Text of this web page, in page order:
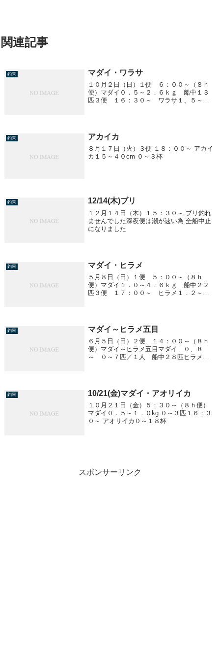
関連記事
釣果 マダイ・ワラサ
１０月２日（日）１便 ６：００～（８ｈ
便）マダイ０．５～２．６ｋｇ 船中１３
匹３便 １６：３０～ ワラサ１、５～
釣果 アカイカ
８月１７日（火）３便 １８：００～ アカイ
カ１５～４０cm ０～３杯
釣果 12/14(木)ブリ
１２月１４日（木）１５：３０～ ブリ釣れ
ませんでした深夜便は潮が速い為 全船中止
になりました
釣果 マダイ・ヒラメ
５月８日（日）１便 ５：００～（８ｈ
便）マダイ１．０～４．６ｋｇ 船中２２
匹３便 １７：００～ ヒラメ１．２～
釣果 マダイ～ヒラメ五目
６月５日（日）２便 １４：００～（８ｈ
便）マダイ～ヒラメ五目マダイ ０、８
～ ０～７匹／１人 船中２８匹ヒラメ
釣果 10/21(金)マダイ・アオリイカ
１０月２１日（金）５：３０～（８ｈ便）
マダイ０．５～１．０kg ０～３匹１６：３
０～ アオリイカ０～１８杯
スポンサーリンク